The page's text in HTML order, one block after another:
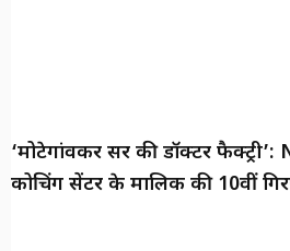
‘मोटेगांवकर सर की डॉक्टर
कोचिंग सेंटर के मालिक की 10वीं